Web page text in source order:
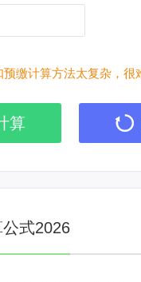
缴计算方法太复杂，很
算
式2026